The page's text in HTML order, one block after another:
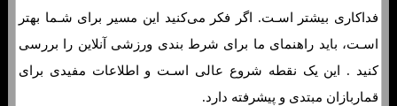
فداکاری بیشتر اسـت. اگر فکر می‌کنید این مسیر برای شـما بهتر
اسـت، باید راهنمای ما برای شرط بندی ورزشی آنلاین را بررسی
کنید . این یک نقطه شروع عالی اسـت و اطلاعات مفیدی برای
قماربازان مبتدی و پیشرفته دارد.